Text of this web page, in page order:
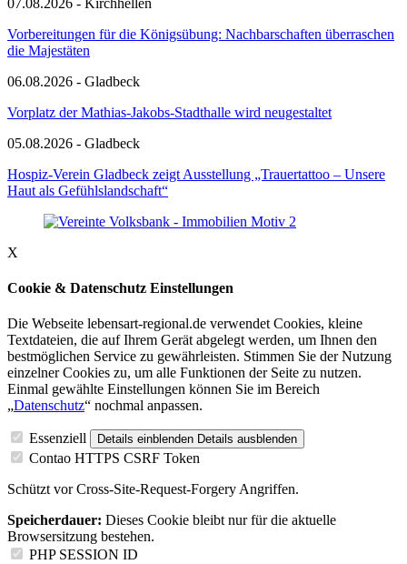
Vorbereitungen für die Königsübung: Nachbarschaften überraschen
die Majestäten
06.08.2026 - Gladbeck
Vorplatz der Mathias-Jakobs-Stadthalle wird neugestaltet
05.08.2026 - Gladbeck
Hospiz-Verein Gladbeck zeigt Ausstellung „Trauertattoo – Unsere
Haut als Gefühlslandschaft“
X
Cookie & Datenschutz Einstellungen
Die Webseite lebensart-regional.de verwendet Cookies, kleine
Textdateien, die auf Ihrem Gerät abgelegt werden, um Ihnen den
bestmöglichen Service zu gewährleisten. Stimmen Sie der Nutzung
einzelner Cookies zu, um alle Funktionen der Seite zu nutzen.
Einmal gewählte Einstellungen können Sie im Bereich
„Datenschutz“ nochmal anpassen.
Essenziell Details einblenden Details ausblenden
Contao HTTPS CSRF Token
Schützt vor Cross-Site-Request-Forgery Angriffen.
Speicherdauer: Dieses Cookie bleibt nur für die aktuelle
Browsersitzung bestehen.
PHP SESSION ID